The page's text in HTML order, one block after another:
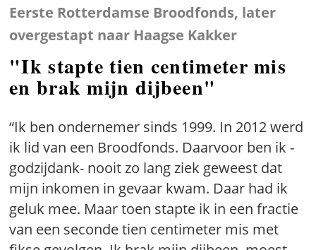
Eerste Rotterdamse Broodfonds, later
overgestapt naar Haagse Kakker
"Ik stapte tien centimeter mis
en brak mijn dijbeen"
“Ik ben ondernemer sinds 1999. In 2012 werd
ik lid van een Broodfonds. Daarvoor ben ik -
godzijdank- nooit zo lang ziek geweest dat
mijn inkomen in gevaar kwam. Daar had ik
geluk mee. Maar toen stapte ik in een fractie
van een seconde tien centimeter mis met